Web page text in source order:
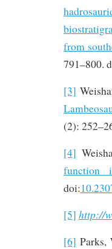
from
791–800.
[3]
(2):
[4]
function
doi:
[5] http://
[6] Parks,